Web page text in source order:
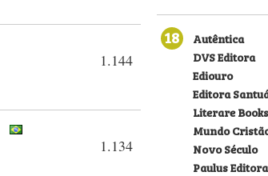
1.144
1.134
18
Autêntica
DVS Editora
Ediouro
Editora
Literare Books
Mundo
Novo Século
Paulus Editora